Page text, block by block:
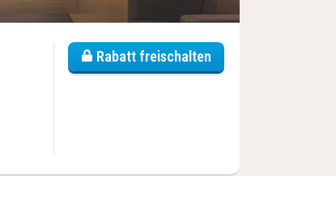
Rabatt freischalten